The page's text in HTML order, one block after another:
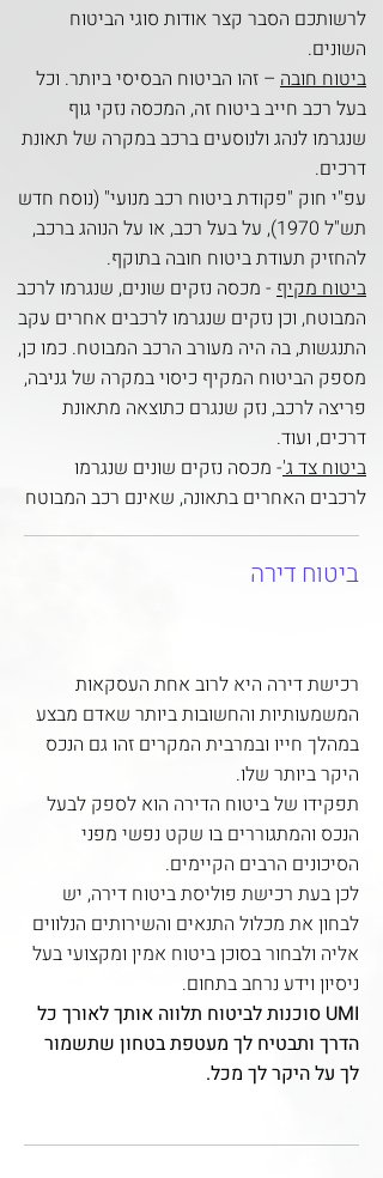
לרשותכם הסבר קצר אודות סוגי הביטוח
השונים.
ביטוח חובה – זהו הביטוח הבסיסי ביותר. וכל
בעל רכב חייב ביטוח זה, המכסה נזקי גוף
שנגרמו לנהג ולנוסעים ברכב במקרה של תאונת
דרכים.
עפ"י חוק "פקודת ביטוח רכב מנועי" (נוסח חדש
תש"ל 1970), על בעל רכב, או על הנוהג ברכב,
להחזיק תעודת ביטוח חובה בתוקף.
ביטוח מקיף - מכסה נזקים שונים, שנגרמו לרכב
המבוטח, וכן נזקים שנגרמו לרכבים אחרים עקב
התנגשות, בה היה מעורב הרכב המבוטח. כמו כן,
מספק הביטוח המקיף כיסוי במקרה של גניבה,
פריצה לרכב, נזק שנגרם כתוצאה מתאונת
דרכים, ועוד.
ביטוח צד ג'- מכסה נזקים שונים שנגרמו
לרכבים האחרים בתאונה, שאינם רכב המבוטח
ביטוח דירה
רכישת דירה היא לרוב אחת העסקאות
המשמעותיות והחשובות ביותר שאדם מבצע
במהלך חייו ובמרבית המקרים זהו גם הנכס
היקר ביותר שלו.
תפקידו של ביטוח הדירה הוא לספק לבעל
הנכס והמתגוררים בו שקט נפשי מפני
הסיכונים הרבים הקיימים.
לכן בעת רכישת פוליסת ביטוח דירה, יש
לבחון את מכלול התנאים והשירותים הנלווים
אליה ולבחור בסוכן ביטוח אמין ומקצועי בעל
ניסיון וידע נרחב בתחום.
UMI סוכנות לביטוח תלווה אותך לאורך כל
הדרך ותבטיח לך מעטפת בטחון שתשמור
לך על היקר לך מכל.